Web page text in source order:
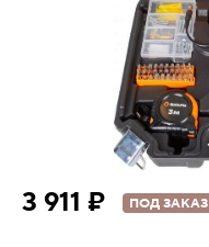
3 911 ₽ ПОД ЗАКАЗ